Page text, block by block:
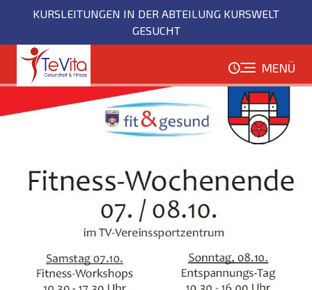
Inhalt
KURSLEITUNGEN IN DER ABTEILUNG KURSWELT
GESUCHT
MENÜ